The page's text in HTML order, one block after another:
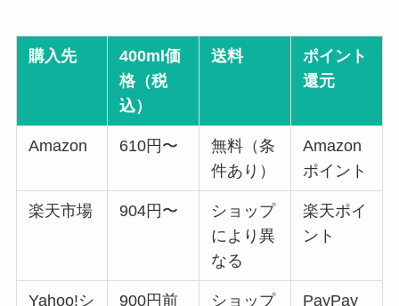
購入先
400ml価
格（税
込）
送料
ポイント
還元
Amazon 610円〜
無料（条
件あり）
Amazon
ポイント
楽天市場 904円〜
ショップ
により異
なる
楽天ポイ
ント
Yahoo!シ 900円前 ショップ PayPay